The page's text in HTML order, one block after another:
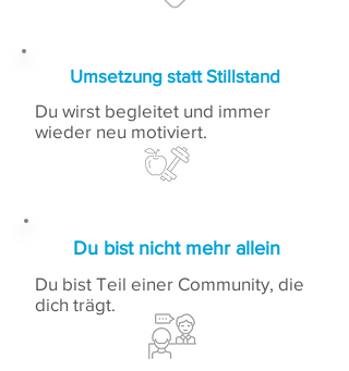
Umsetzung statt Stillstand
Du wirst begleitet und immer
wieder neu motiviert.
Du bist nicht mehr allein
Du bist Teil einer Community, die
dich trägt.